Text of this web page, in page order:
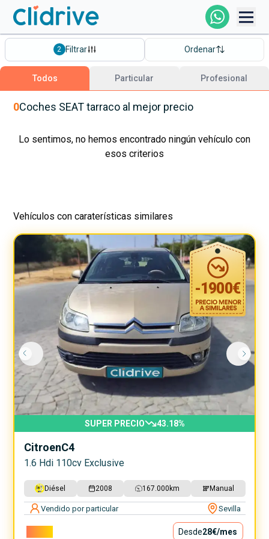
Comprar Coche
Todos Los Coches
Profesional
Particular
Clidrive
2 Filtrar Ordenar
Todos Particular Profesional
0Coches SEATtarraco al mejor precio
Lo sentimos, no hemos encontrado ningún vehículo con
esos criterios
Vehículos con caraterísticas similares
-1900€
SUPER PRECIO 43.18%
CitroenC4
1.6 Hdi 110cv Exclusive
Diésel 2008 167.000 km Manual
Vendido por particular Sevilla
Desde28€/mes